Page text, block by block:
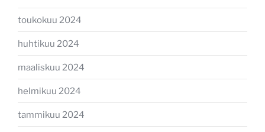
toukokuu 2024
huhtikuu 2024
maaliskuu 2024
helmikuu 2024
tammikuu 2024